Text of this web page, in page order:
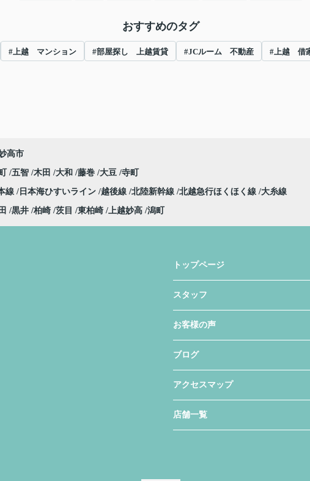
おすすめのタグ
#上越 マンション #部屋探し 上越賃貸 #JCルーム 不動産 #上越 借
高市
五智 木田 大和 藤巻 大豆 寺町
線 日本海ひすいライン 越後線 北陸新幹線 北越急行ほくほく線 大糸線
黒井 柏崎 茨目 東柏崎 上越妙高 潟町
トップページ
スタッフ
お客様の声
ブログ
アクセスマップ
店舗一覧